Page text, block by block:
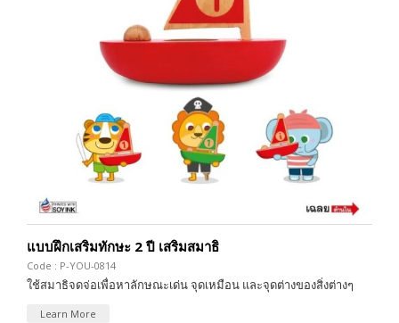
แบบฝึกเสริมทักษะ 2 ปี เสริมสมาธิ
Code : P-YOU-0814
ใช้สมาธิจดจ่อเพื่อหาลักษณะเด่น จุดเหมือน และจุดต่างของสิ่งต่างๆ
Learn More